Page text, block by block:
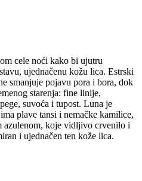
cele noći kako bi ujutru
ujednačenu kožu lica. Estrski
smanjuje pojavu pora i bora, dok
starenja: fine linije,
suvoća i tupost. Luna je
plave tansi i nemačke kamilice,
azulenom, koje vidljivo crvenilo i
i ujednačen ten kože lica.